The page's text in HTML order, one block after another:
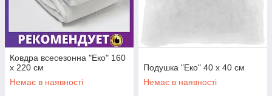
властивості та забезпечують оптимальну циркуляцію повітря.
Ковдра всесезонна "Еко" 160
х 220 см
Немає в наявності
Подушка "Еко" 40 х 40 см
Немає в наявності